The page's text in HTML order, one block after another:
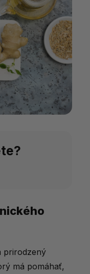
zápalu
procesy
do
prirodzený
má pomáhať,